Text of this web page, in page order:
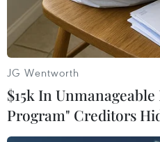
JG Wentworth
$15k In
Program" Creditors